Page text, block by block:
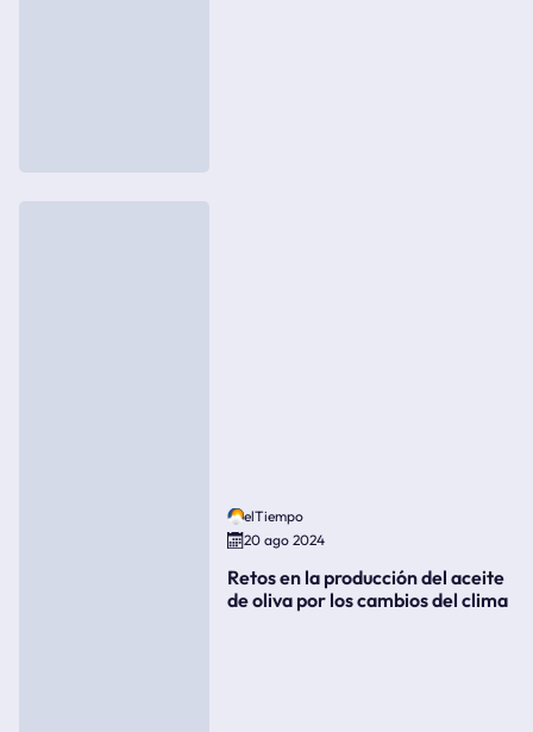
elTiempo
20 ago 2024
Retos en la producción del aceite
de oliva por los cambios del clima